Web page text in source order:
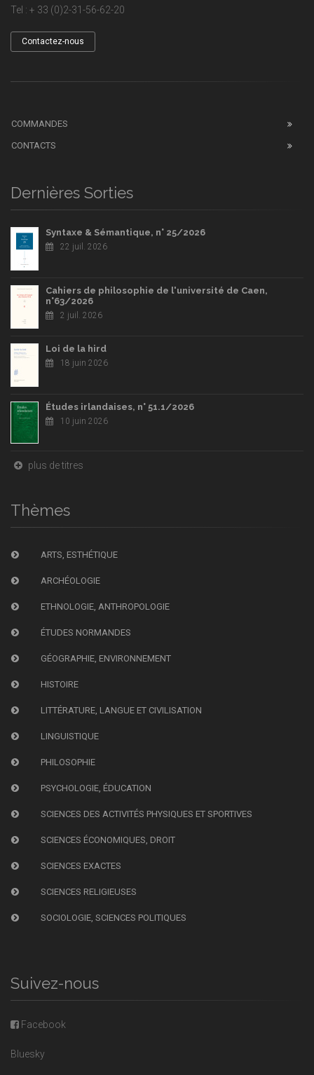
Tel : + 33 (0)2-31-56-62-20
Contactez-nous
COMMANDES
CONTACTS
Dernières Sorties
Syntaxe & Sémantique, n° 25/2026
22 juil. 2026
Cahiers de philosophie de l'université de Caen,
n°63/2026
2 juil. 2026
Loi de la hird
18 juin 2026
Études irlandaises, n° 51.1/2026
10 juin 2026
plus de titres
Thèmes
ARTS, ESTHÉTIQUE
ARCHÉOLOGIE
ETHNOLOGIE, ANTHROPOLOGIE
ÉTUDES NORMANDES
GÉOGRAPHIE, ENVIRONNEMENT
HISTOIRE
LITTÉRATURE, LANGUE ET CIVILISATION
LINGUISTIQUE
PHILOSOPHIE
PSYCHOLOGIE, ÉDUCATION
SCIENCES DES ACTIVITÉS PHYSIQUES ET SPORTIVES
SCIENCES ÉCONOMIQUES, DROIT
SCIENCES EXACTES
SCIENCES RELIGIEUSES
SOCIOLOGIE, SCIENCES POLITIQUES
Suivez-nous
Facebook
Bluesky